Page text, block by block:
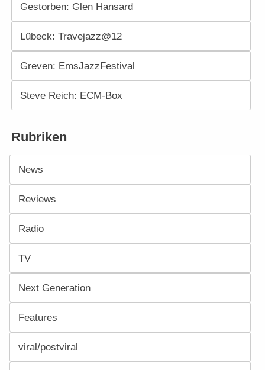
Gestorben: Glen Hansard
Lübeck: Travejazz@12
Greven: EmsJazzFestival
Steve Reich: ECM-Box
Rubriken
News
Reviews
Radio
TV
Next Generation
Features
viral/postviral